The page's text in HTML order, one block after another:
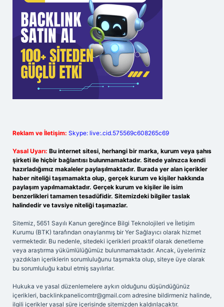
Reklam ve İletişim: Skype: live:.cid.575569c608265c69
Yasal Uyarı: Bu internet sitesi, herhangi bir marka, kurum veya şahıs
şirketi ile hiçbir bağlantısı bulunmamaktadır. Sitede yalnızca kendi
hazırladığımız makaleler paylaşılmaktadır. Burada yer alan içerikler
haber niteliği taşımamakta olup, gerçek kurum ve kişiler hakkında
paylaşım yapılmamaktadır. Gerçek kurum ve kişiler ile isim
benzerlikleri tamamen tesadüfidir. Sitemizdeki bilgiler taslak
halindedir ve tavsiye niteliği taşımazlar.
Sitemiz, 5651 Sayılı Kanun gereğince Bilgi Teknolojileri ve İletişim
Kurumu (BTK) tarafından onaylanmış bir Yer Sağlayıcı olarak hizmet
vermektedir. Bu nedenle, sitedeki içerikleri proaktif olarak denetleme
veya araştırma yükümlülüğümüz bulunmamaktadır. Ancak, üyelerimiz
yazdıkları içeriklerin sorumluluğunu taşımakta olup, siteye üye olarak
bu sorumluluğu kabul etmiş sayılırlar.
Hukuka ve yasal düzenlemelere aykırı olduğunu düşündüğünüz
içerikleri, backlinkpanelicomtr@gmail.com adresine bildirmeniz halinde,
ilgili içerikler yasal süre içerisinde sitemizden kaldırılacaktır.